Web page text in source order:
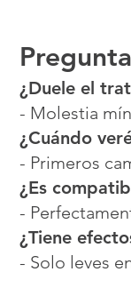
¿Duele el
- Molestia
¿Cuándo
- Primeros
¿Es
-
¿Tiene
- Solo leves